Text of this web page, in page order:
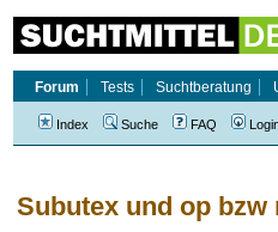
Subutex und op
Forum
Tests Suchtberatung
Index Suche FAQ